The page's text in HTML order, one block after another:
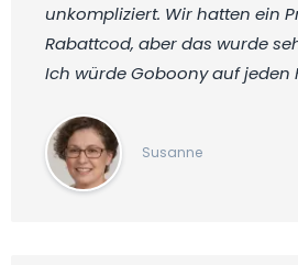
unkompliziert. Wir hatten ein
Rabattcod, aber das wurde
Ich würde Goboony auf jeden
Susanne